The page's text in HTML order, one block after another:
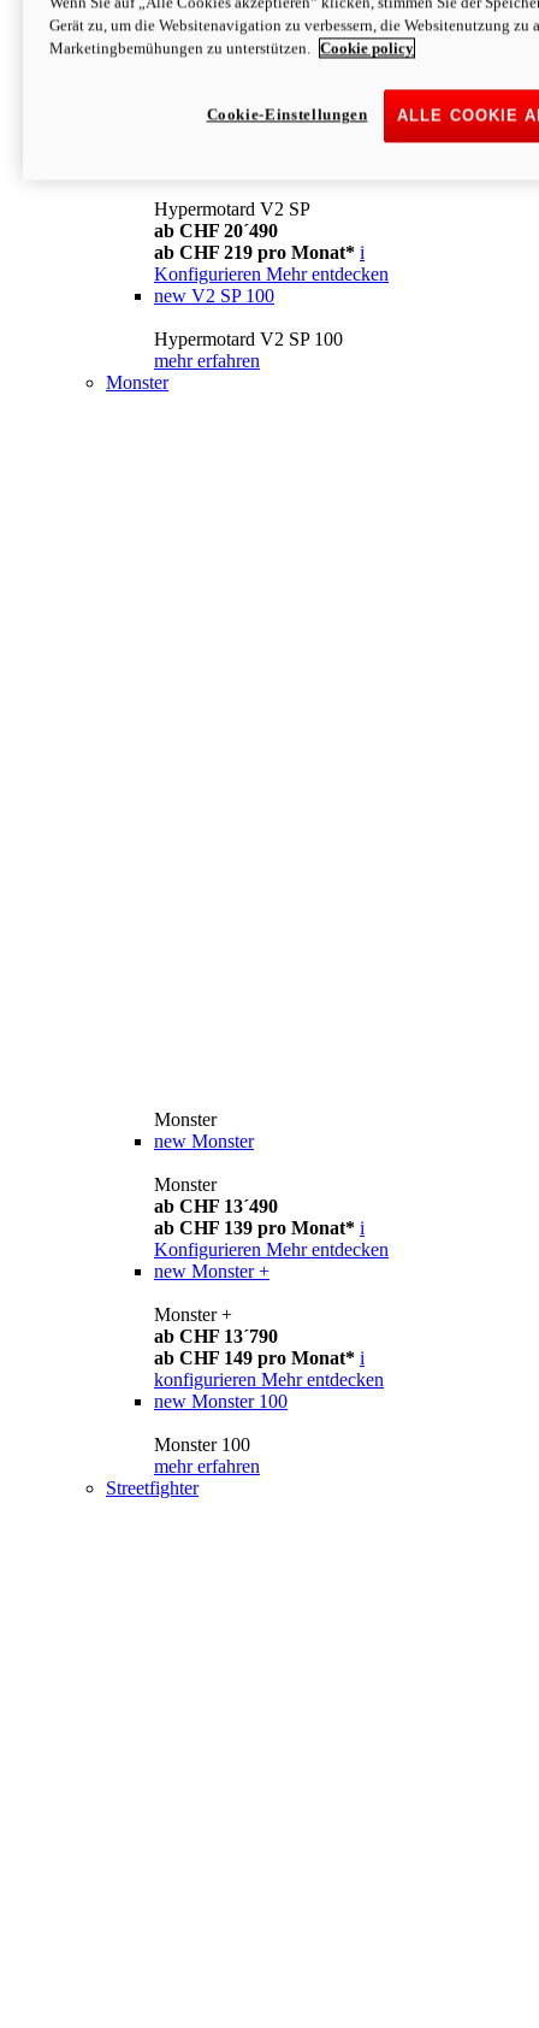
Konfigurieren Mehr entdecken
newV2
ab CHF 169 pro Monat* i
Mehr entdecken
Hypermotard V2 SP
ab CHF 20´490
ab CHF 219 pro Monat* i
Konfigurieren Mehr entdecken
new V2 SP 100
Hypermotard V2 SP 100
mehr erfahren
Monster
Monster
new Monster
Monster
ab CHF 13´490
ab CHF 139 pro Monat* i
Konfigurieren Mehr entdecken
new Monster +
Monster +
ab CHF 13´790
ab CHF 149 pro Monat* i
konfigurieren Mehr entdecken
new Monster 100
Monster 100
mehr erfahren
Streetfighter
Gerät zu, um die Websitenavigation zu verbessern, die Websitenutzung zu
Marketingbemühungen zu unterstützen.
Cookie policy
ALLE COOKIE
Cookie-Einstellungen